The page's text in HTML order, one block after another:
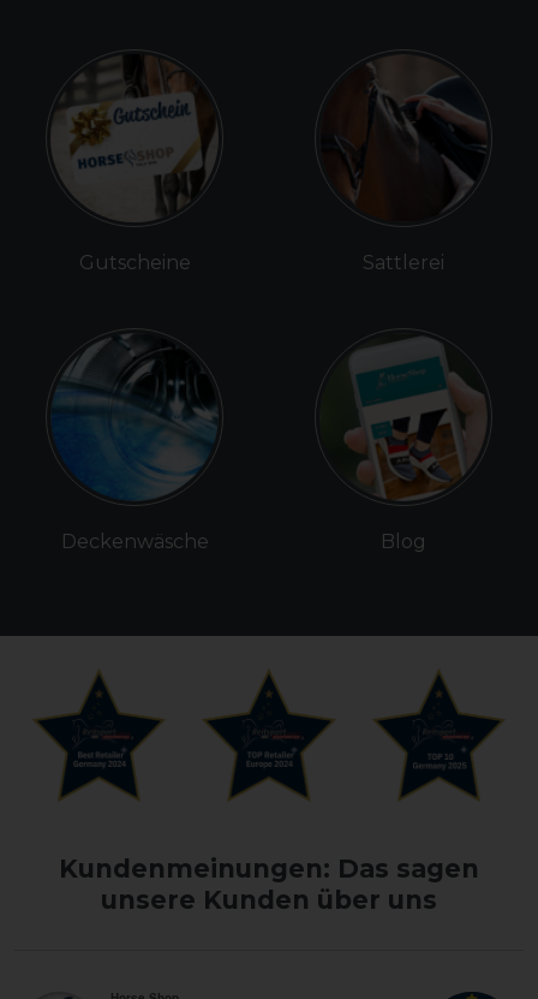
Gutscheine
Deckenwäsche
Sattlerei
Blog
Kundenmeinungen: Das sagen
unsere Kunden über uns